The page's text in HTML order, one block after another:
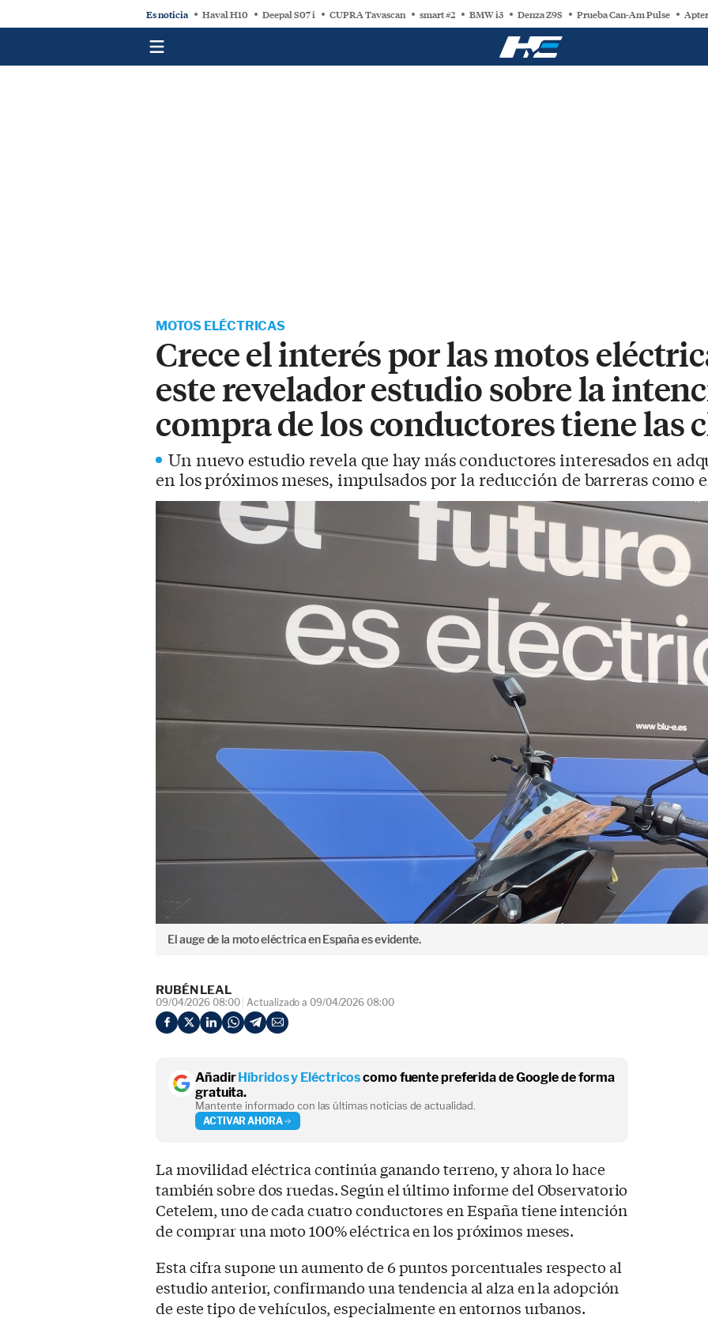
Es noticia Haval H10 Deepal S07 i CUPRA Tavascan smart #2 BMW i3 Denza Z9S Prueba Can-Am Pulse
MOTOS ELÉCTRICAS
Crece el interés por las motos
este revelador estudio sobre la
compra de los conductores tiene las
Un nuevo estudio revela que hay más conductores interesados en
en los próximos meses, impulsados por la reducción de barreras como
El auge de la moto eléctrica en España es evidente.
RUBÉN LEAL
09/04/2026 08:00 Actualizado a 09/04/2026 08:00
Añadir Híbridos y Eléctricoscomo fuente preferida de Google de forma
gratuita.
Mantente informado con las últimas noticias de actualidad.
ACTIVAR AHORA
La movilidad eléctrica continúa ganando terreno, y ahora lo hace
también sobre dos ruedas. Según el último informe del Observatorio
Cetelem, uno de cada cuatro conductores en España tiene intención
de comprar una moto 100% eléctrica en los próximos meses.
Esta cifra supone un aumento de 6 puntos porcentuales respecto al
estudio anterior, confirmando una tendencia al alza en la adopción
de este tipo de vehículos, especialmente en entornos urbanos.